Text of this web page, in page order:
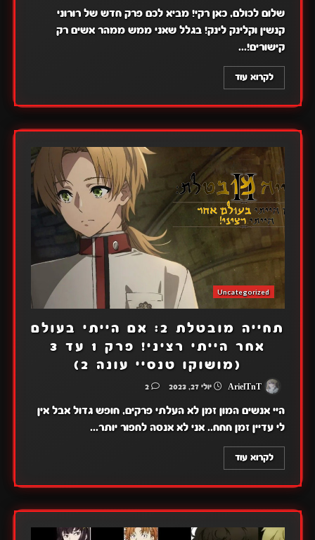
שלום לכולם, כאן רקי! מביא לכם פרק חדש של רורוני
קנשין וקלינק לינק! בגלל שאני ממש ממהר אשים רק
קישורים!...
לקרוא עוד
Uncategorized
תחייה מובטלת 2: אם הייתי בעולם
אחר הייתי רציני! פרק 1 עד 3
(מושוקו טנסיי עונה 2)
ArielTnT יולי 27, 2023 2
היי אנשים המון זמן לא העלתי פרקים, חופש גדול אבל אין
לי עדיין זמן חחח.. אני לא אנסה לחפור יותר...
לקרוא עוד